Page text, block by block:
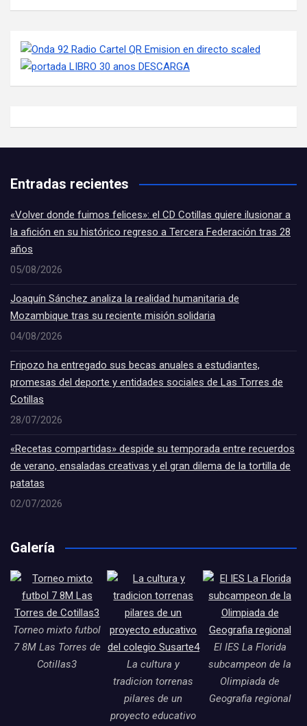
Entradas recientes
«Volver donde fuimos felices»: el CD Cotillas quiere ilusionar a
la afición en su histórico regreso a Tercera Federación tras 28
años
05/08/2026
Joaquín Sánchez analiza la realidad humanitaria de
Mozambique tras su reciente misión solidaria
04/08/2026
Fripozo ha entregado sus becas anuales a estudiantes,
promesas del deporte y entidades sociales de Las Torres de
Cotillas
28/07/2026
«Recetas compartidas» despide su temporada entre recuerdos
de verano, ensaladas creativas y el gran dilema de la tortilla de
patatas
02/07/2026
Galería
Torneo mixto futbol
7 8M Las Torres de
Cotillas3
La cultura y
tradicion torrenas
pilares de un
proyecto educativo
El IES La Florida
subcampeon de la
Olimpiada de
Geografia regional